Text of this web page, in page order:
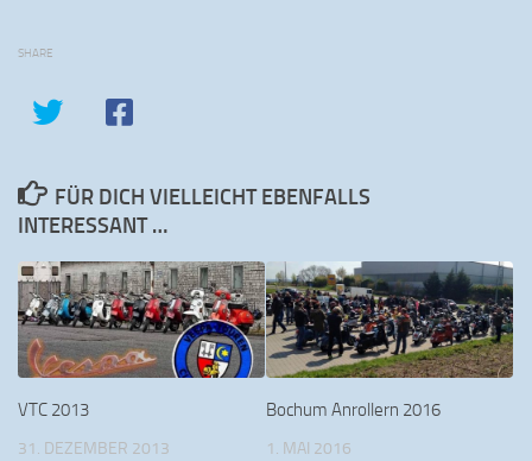
SHARE
FÜR DICH VIELLEICHT EBENFALLS
INTERESSANT …
VTC 2013
31. DEZEMBER 2013
Bochum Anrollern 2016
1. MAI 2016